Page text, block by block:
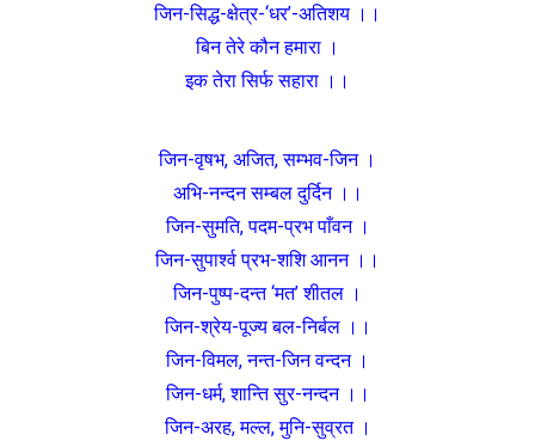
जिन-सिद्ध-क्षेत्र-‘धर’-अतिशय ।।
बिन तेरे कौन हमारा ।
इक तेरा सिर्फ सहारा ।।
जिन-वृषभ, अजित, सम्भव-जिन ।
अभि-नन्दन सम्बल दुर्दिन ।।
जिन-सुमति, पदम-प्रभ पाँवन ।
जिन-सुपार्श्व प्रभ-शशि आनन ।।
जिन-पुष्प-दन्त ‘मत’ शीतल ।
जिन-श्रेय-पूज्य बल-निर्बल ।।
जिन-विमल, नन्त-जिन वन्दन ।
जिन-धर्म, शान्ति सुर-नन्दन ।।
जिन-अरह, मल्ल, मुनि-सुव्रत ।